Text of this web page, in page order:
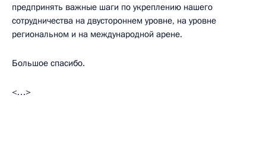
предпринять важные шаги по укреплению нашего
сотрудничества на двустороннем уровне, на уровне
региональном и на международной арене.
Большое спасибо.
<…>